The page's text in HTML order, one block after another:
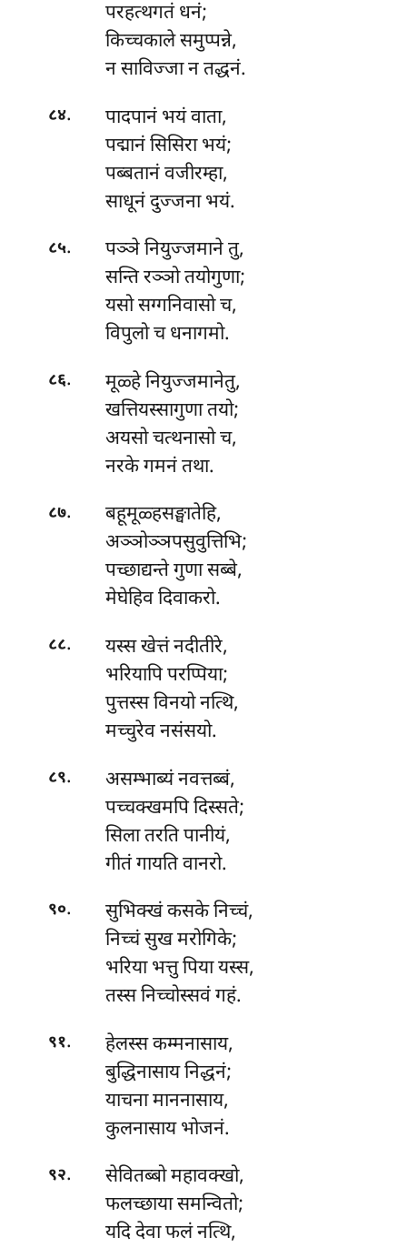
परहत्थगतं धनं;
किच्चकाले समुप्पन्ने,
न साविज्जा न तद्धनं.
८४.
पादपानं भयं वाता,
पद्मानं सिसिरा भयं;
पब्बतानं वजीरम्हा,
साधूनं दुज्जना भयं.
८५. पञ्ञेनियुज्जमाने तु,
सन्ति रञ्ञो तयोगुणा;
यसो सग्गनिवासो च,
विपुलो च धनागमो.
८६. मूळ्हेनियुज्जमानेतु,
खत्तियस्सागुणा तयो;
अयसो चत्थनासो च,
नरके गमनं तथा.
८७.
बहूमूळ्हसङ्घातेहि,
अञ्ञोञ्ञपसुवुत्तिभि;
पच्छाद्यन्ते गुणा सब्बे,
मेघेहिव दिवाकरो.
८८.
यस्स खेत्तं नदीतीरे,
भरियापि परप्पिया;
पुत्तस्स विनयो नत्थि,
मच्चुरेव नसंसयो.
८९. असम्भाब्यंनवत्तब्बं,
पच्चक्खमपि दिस्सते;
सिला तरति पानीयं,
गीतं गायति वानरो.
९०. सुभिक्खंकसके निच्चं,
निच्चं सुख मरोगिके;
भरिया भत्तु पिया यस्स,
तस्स निच्चोस्सवं गहं.
९१.
हेलस्स कम्मनासाय,
बुद्धिनासाय निद्धनं;
याचना माननासाय,
कुलनासाय भोजनं.
९२. सेवितब्बोमहावक्खो,
फलच्छाया समन्वितो;
यदि देवा फलं नत्थि,